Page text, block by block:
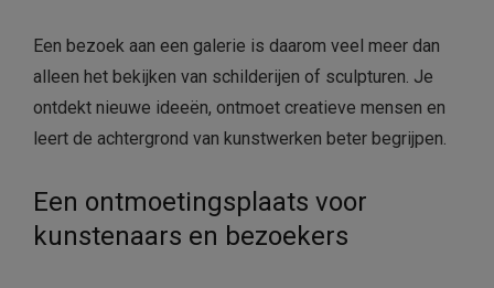
Een bezoek aan een galerie is daarom veel meer dan
alleen het bekijken van schilderijen of sculpturen. Je
ontdekt nieuwe ideeën, ontmoet creatieve mensen en
leert de achtergrond van kunstwerken beter begrijpen.
Een ontmoetingsplaats voor
kunstenaars en bezoekers